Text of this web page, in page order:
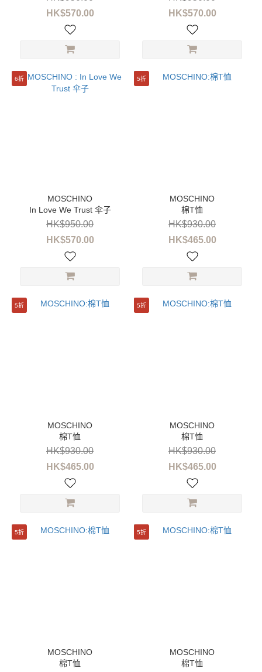
HK$570.00
HK$570.00
6折
In Love We Trust 伞子
HK$570.00
HK$950.00
5折
棉T恤
HK$465.00
HK$930.00
5折
棉T恤
HK$465.00
HK$930.00
5折
棉T恤
HK$465.00
HK$930.00
5折
棉T恤
5折
棉T恤